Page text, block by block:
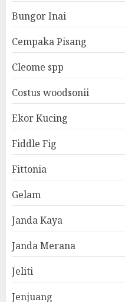
Bungor Inai
Cempaka Pisang
Cleome spp
Costus woodsonii
Ekor Kucing
Fiddle Fig
Fittonia
Gelam
Janda Kaya
Janda Merana
Jeliti
Jenjuang